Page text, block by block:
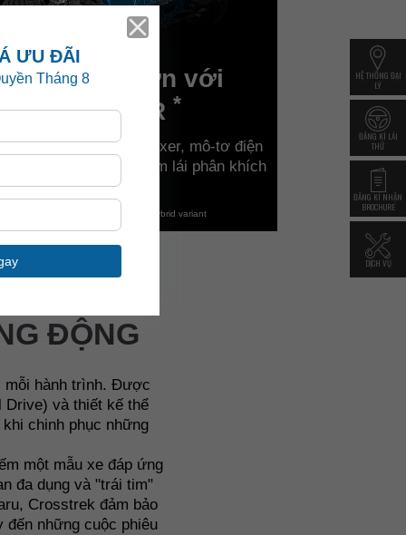
HỆ THỐNG ĐẠI
LÝ
ĐĂNG KÍ LÁI
THỬ
ĐĂNG KÍ NHẬN
BROCHURE
DỊCH VỤ
Mạnh mẽ hơn với
e-BOXER *
hợp của động cơ Boxer, mô-tơ điện
cao áp cho trải nghiệm lái phân khích
hơn*
*Only available for e-BOXER Hybrid variant
ĐỘNG
mỗi hành trình. Được
Drive) và thiết kế thể
chinh phục những
một mẫu xe đáp ứng
đa dụng và "trái tim"
Crosstrek đảm bảo
đến những cuộc phiêu